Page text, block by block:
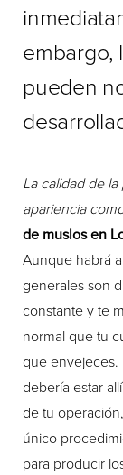
embargo,
pueden
La calidad de
apariencia
de muslos en
Aunque habrá
generales son
constante y te
normal que tu
que envejeces.
debería estar
de tu
único
para producir